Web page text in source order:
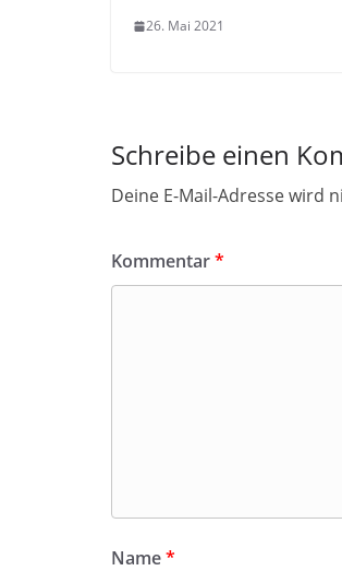
26. Mai 2021
Schreibe einen
Deine E-Mail-Adresse wird
Kommentar*
Name*